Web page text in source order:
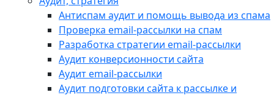
Антиспам аудит и помощь вывода из спама
Проверка email-рассылки на спам
Разработка стратегии email-рассылки
Аудит конверсионности сайта
Аудит email-рассылки
Аудит подготовки сайта к рассылке и